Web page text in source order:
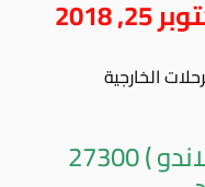
25, 2018
الخارجية
أمريكا ( ميامي – اورلاندو ) 27300